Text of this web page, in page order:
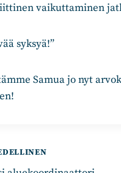
vaikuttaminen
syksyä!”
Samua jo nyt